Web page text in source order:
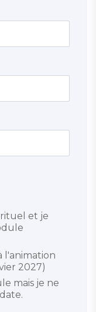
et je
l'animation
2027)
mais je ne